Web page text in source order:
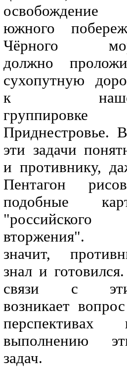
освобождение
южного
Чёрного
должно
сухопутную
к
Приднестровье.
эти задачи
и противнику,
Пентагон
подобные
"российского
вторжения".
значит,
знал и
связи с
возникает
перспективах
выполнению
задач.